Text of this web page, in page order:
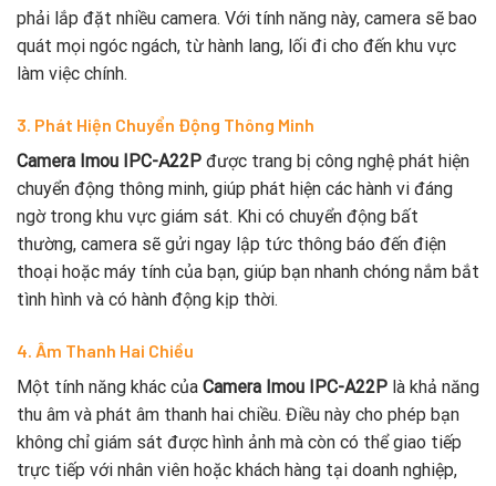
phải lắp đặt nhiều camera. Với tính năng này, camera sẽ bao
quát mọi ngóc ngách, từ hành lang, lối đi cho đến khu vực
làm việc chính.
3. Phát Hiện Chuyển Động Thông Minh
Camera Imou IPC-A22P được trang bị công nghệ phát hiện
chuyển động thông minh, giúp phát hiện các hành vi đáng
ngờ trong khu vực giám sát. Khi có chuyển động bất
thường, camera sẽ gửi ngay lập tức thông báo đến điện
thoại hoặc máy tính của bạn, giúp bạn nhanh chóng nắm bắt
tình hình và có hành động kịp thời.
4. Âm Thanh Hai Chiều
Một tính năng khác của Camera Imou IPC-A22P là khả năng
thu âm và phát âm thanh hai chiều. Điều này cho phép bạn
không chỉ giám sát được hình ảnh mà còn có thể giao tiếp
trực tiếp với nhân viên hoặc khách hàng tại doanh nghiệp,